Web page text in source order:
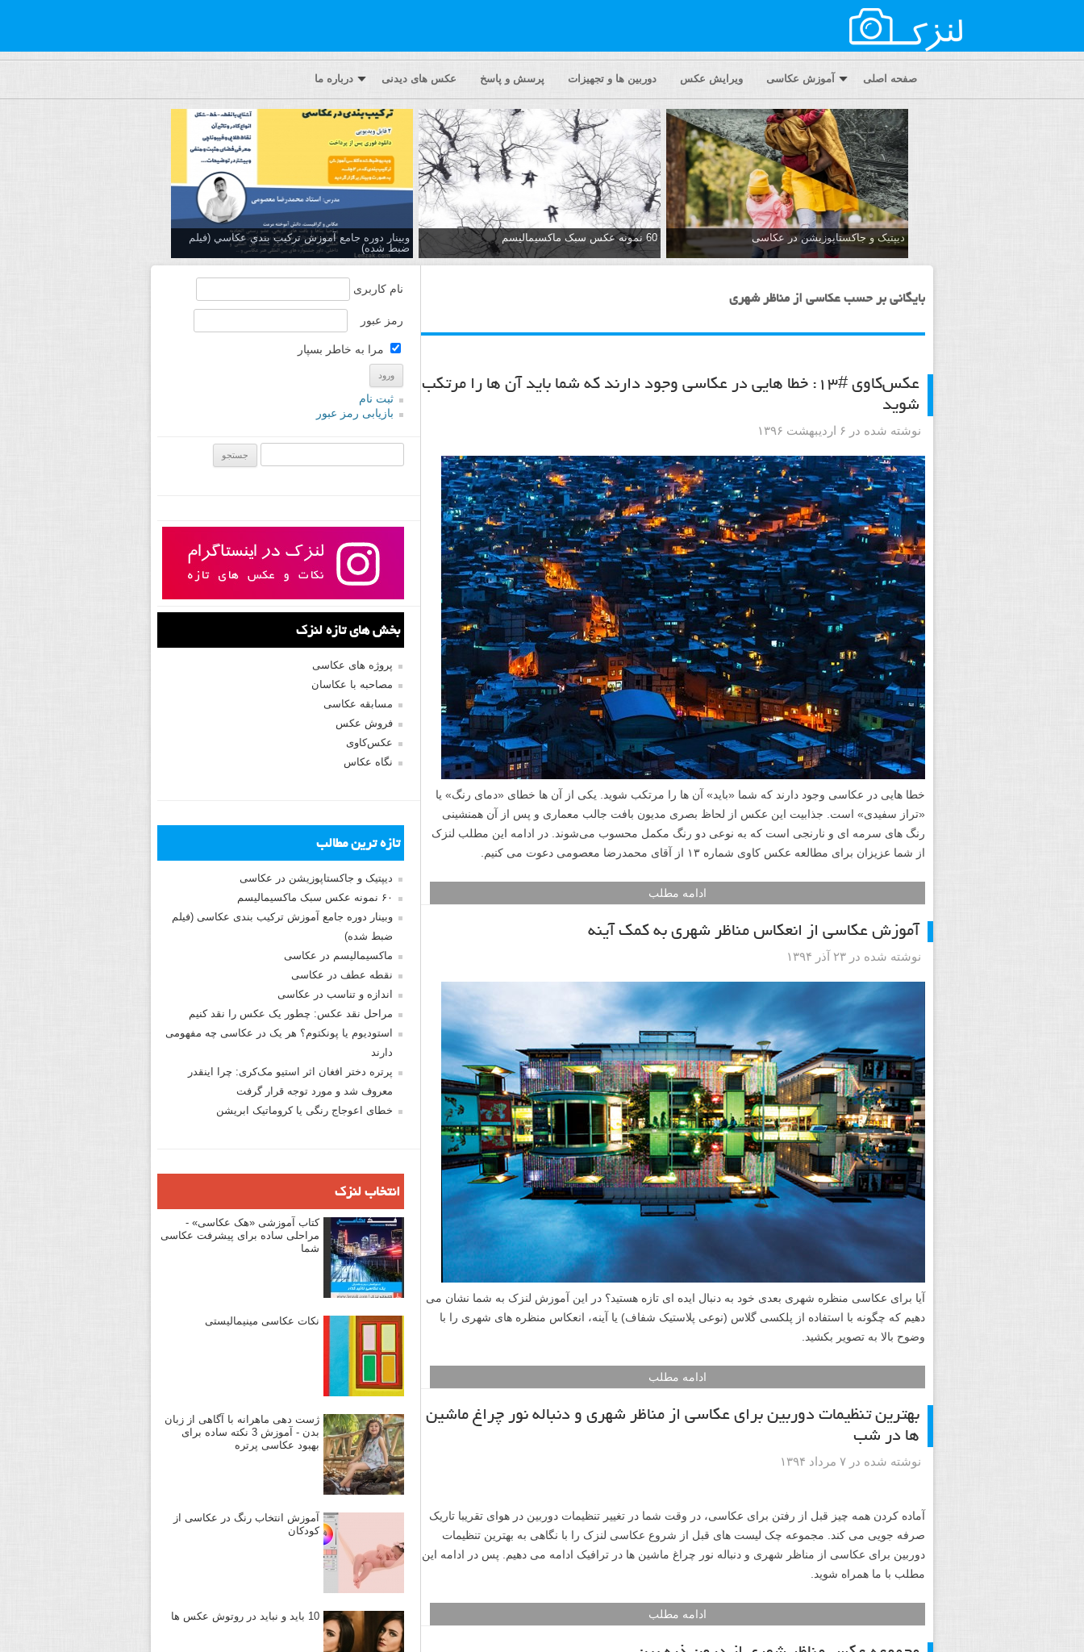
صفحه اصلی آموزش عکاسی ویرایش عکس دوربین ها و تجهیزات پرسش و پاسخ عکس های دیدنی درباره ما
دیپتیک و جاکستا‌پوزیشن در عکاسی 60 نمونه عکس سبک ماکسیمالیسم
وبینار دوره جامع آموزش تركيب بندي عكاسي (فیلم
ضبط شده)
بایگانی بر حسب عکاسی از مناظر شهری
عکس‌کاوی #۱۳: خطا هایی در عکاسی وجود دارند که شما باید آن ها را مرتکب
شوید
نوشته شده در ۶ اردیبهشت ۱۳۹۶
خطا هایی در عکاسی وجود دارند که شما «باید» آن ها را مرتکب شوید. یکی از آن ها خطای «دمای رنگ» یا
«تراز سفیدی» است. جذابیت این عکس از لحاظ بصری مدیون بافت جالب معماری و پس از آن همنشینی
رنگ های سرمه ای و نارنجی است که به نوعی دو رنگ مکمل محسوب می‌شوند. در ادامه این مطلب لنزک
از شما عزیزان برای مطالعه عکس کاوی شماره ۱۳ از آقای محمدرضا معصومی دعوت می کنیم.
ادامه مطلب
آموزش عکاسی از انعکاس مناظر شهری به کمک آینه
نوشته شده در ۲۳ آذر ۱۳۹۴
آیا برای عکاسی منظره شهری بعدی خود به دنبال ایده ای تازه هستید؟ در این آموزش لنزک به شما نشان می
دهیم که چگونه با استفاده از پلکسی گلاس (نوعی پلاستیک شفاف) یا آینه، انعکاس منظره های شهری را با
وضوح بالا به تصویر بکشید.
ادامه مطلب
بهترین تنظیمات دوربین برای عکاسی از مناظر شهری و دنباله نور چراغ ماشین
ها در شب
نوشته شده در ۷ مرداد ۱۳۹۴
آماده کردن همه چیز قبل از رفتن برای عکاسی، در وقت شما در تغییر تنظیمات دوربین در هوای تقریبا تاریک
صرفه جویی می کند. مجموعه چک لیست های قبل از شروع عکاسی لنزک را با نگاهی به بهترین تنظیمات
دوربین برای عکاسی از مناظر شهری و دنباله نور چراغ ماشین ها در ترافیک ادامه می دهیم. پس در ادامه این
مطلب با ما همراه شوید.
ادامه مطلب
نام کاربری
رمز عبور
مرا به خاطر بسپار
ثبت نام
بازیابی رمز عبور
بخش های تازه لنزک
پروژه های عکاسی
مصاحبه با عکاسان
مسابقه عکاسی
فروش عکس
عکس‌کاوی
نگاه عکاس
تازه ترین مطالب
دیپتیک و جاکستا‌پوزیشن در عکاسی
۶۰ نمونه عکس سبک ماکسیمالیسم
وبینار دوره جامع آموزش ترکیب بندی عکاسی (فیلم
ضبط شده)
ماکسیمالیسم در عکاسی
نقطه عطف در عکاسی
اندازه و تناسب در عکاسی
مراحل نقد عکس: چطور یک عکس را نقد کنیم
استودیوم یا پونکتوم؟ هر یک در عکاسی چه مفهومی
دارند
پرتره دختر افغان اثر استیو مک‌کری: چرا اینقدر
معروف شد و مورد توجه قرار گرفت
خطای اعوجاج رنگی یا کروماتیک ابریشن
انتخاب لنزک
کتاب آموزشی «هک عکاسی» -
مراحلی ساده برای پیشرفت عکاسی
شما
نکات عکاسی مینیمالیستی
ژست دهی ماهرانه با آگاهی از زبان
بدن - آموزش 3 نکته ساده برای
بهبود عکاسی پرتره
آموزش انتخاب رنگ در عکاسی از
کودکان
10 باید و نباید در روتوش عکس ها